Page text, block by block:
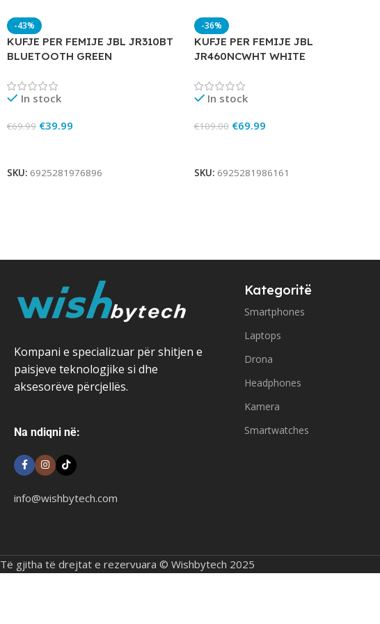
-43%
KUFJE PER FEMIJE JBL JR310BT
BLUETOOTH GREEN
In stock
€69.99 €39.99
SKU: 6925281976896
-36%
KUFJE PER FEMIJE JBL
JR460NCWHT WHITE
In stock
€109.00 €69.99
SKU: 6925281986161
Kompani e specializuar për shitjen e
paisjeve teknologjike si dhe
aksesorëve përcjellës.
Na ndiqni në:
info@wishbytech.com
Kategoritë
Smartphones
Laptops
Drona
Headphones
Kamera
Smartwatches
Të gjitha të drejtat e rezervuara © Wishbytech 2025